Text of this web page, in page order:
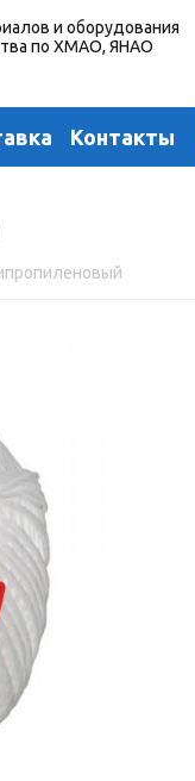
и оборудования
по ХМАО, ЯНАО
Контакты